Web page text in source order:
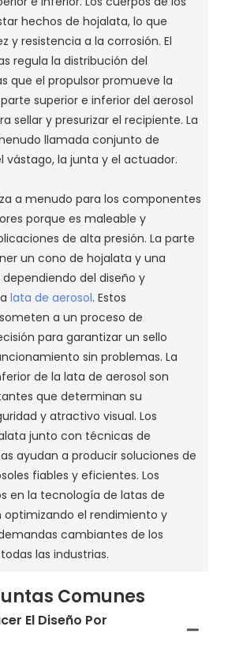
hechos de hojalata, lo que
y resistencia a la corrosión. El
regula la distribución del
que el propulsor promueve la
superior e inferior del aerosol
sellar y presurizar el recipiente. La
llamada conjunto de
vástago, la junta y el actuador.
a menudo para los componentes
porque es maleable y
de alta presión. La parte
un cono de hojalata y una
del diseño y
lata de aerosol. Estos
a un proceso de
para garantizar un sello
sin problemas. La
de la lata de aerosol son
que determinan su
y atractivo visual. Los
junto con técnicas de
ayudan a producir soluciones de
fiables y eficientes. Los
en la tecnología de latas de
optimizando el rendimiento y
cambiantes de los
las industrias.
Comunes
El Diseño Por